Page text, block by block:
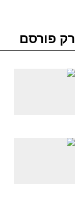
רק פורסם